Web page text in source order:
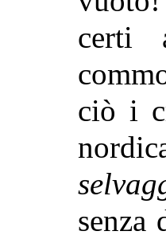
certi
ciò i
senza